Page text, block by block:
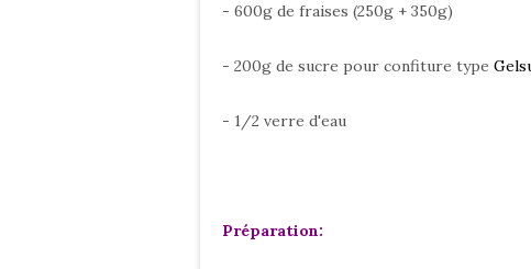
- 600g de fraises (250g + 350g)
- 200g de sucre pour confiture type
- 1/2 verre d'eau
Préparation: